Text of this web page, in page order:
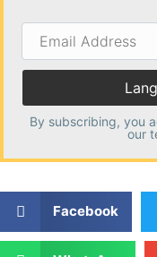
Email
Address
By subscribing, you
our
Facebook